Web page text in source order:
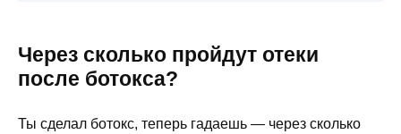
Через сколько пройдут отеки
после ботокса?
Ты сделал ботокс, теперь гадаешь — через сколько